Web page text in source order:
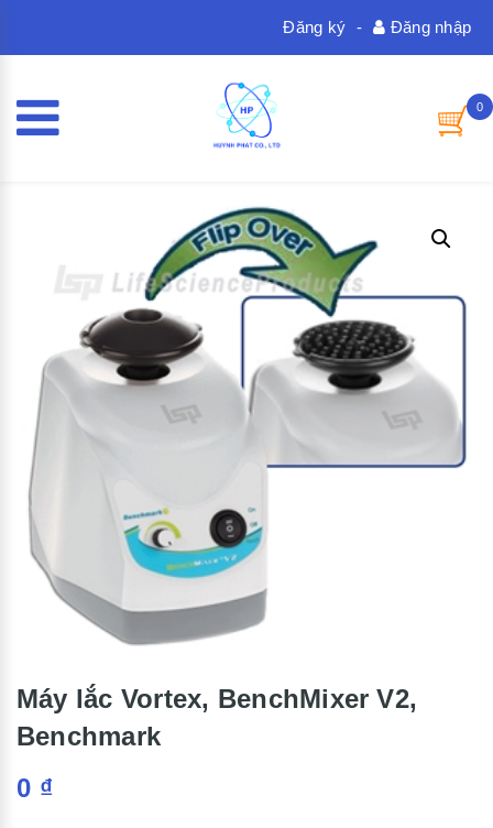
Đăng nhập
-
Đăng ký
0
Máy lắc Vortex, BenchMixer V2,
Benchmark
0 ₫